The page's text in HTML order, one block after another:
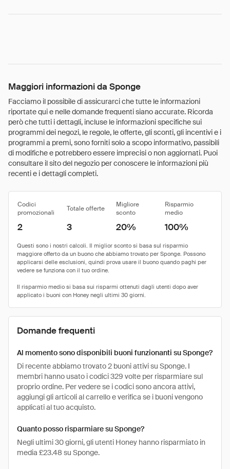
Maggiori informazioni da Sponge
Facciamo il possibile di assicurarci che tutte le informazioni
riportate qui e nelle domande frequenti siano accurate. Ricorda
però che tutti i dettagli, incluse le informazioni specifiche sui
programmi dei negozi, le regole, le offerte, gli sconti, gli incentivi e i
programmi a premi, sono forniti solo a scopo informativo, passibili
di modifiche e potrebbero essere imprecisi o non aggiornati. Puoi
consultare il sito del negozio per conoscere le informazioni più
recenti e i dettagli completi.
Codici
promozionali
Totale offerte
Migliore
sconto
Risparmio
medio
2 3 20% 100%
Domande frequenti
Al momento sono disponibili buoni funzionanti su Sponge?
Di recente abbiamo trovato 2 buoni attivi su Sponge. I
membri hanno usato i codici 329 volte per risparmiare sul
proprio ordine. Per vedere se i codici sono ancora attivi,
aggiungi gli articoli al carrello e verifica se i buoni vengono
applicati al tuo acquisto.
Quanto posso risparmiare su Sponge?
Negli ultimi 30 giorni, gli utenti Honey hanno risparmiato in
media £23.48 su Sponge.